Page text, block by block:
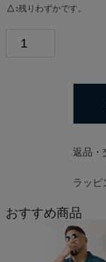
△ 残りわずかです。
返品・
ラッピ
おすすめ商品